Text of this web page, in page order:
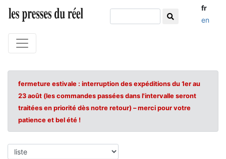
fr
en
fermeture estivale : interruption des expéditions du 1er au
23 août (les commandes passées dans l'intervalle seront
traitées en priorité dès notre retour) – merci pour votre
patience et bel été !